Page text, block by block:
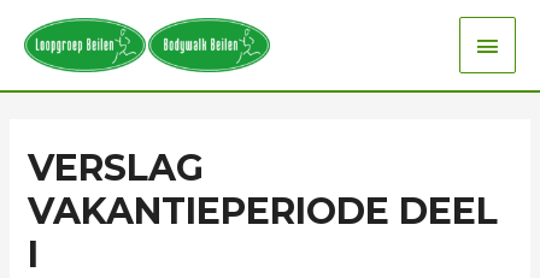
VERSLAG
VAKANTIEPERIODE DEEL
I